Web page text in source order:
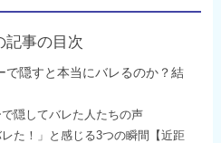
記事の目次
で隠すと本当にバレるのか？結
隠してバレた人たちの声
た！」と感じる3つの瞬間【近距